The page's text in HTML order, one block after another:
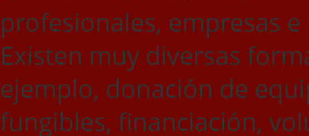
profesionales, empresas
Existen muy diversas
ejemplo, donación de
fungibles, financiación,